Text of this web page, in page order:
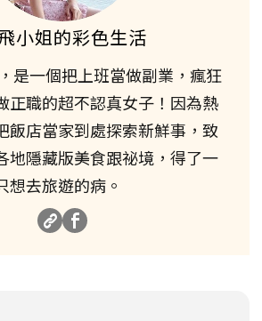
小姐的彩色生活
是一個把上班當做副業，瘋狂
正職的超不認真女子！因為熱
飯店當家到處探索新鮮事，致
地隱藏版美食跟祕境，得了一
想去旅遊的病。